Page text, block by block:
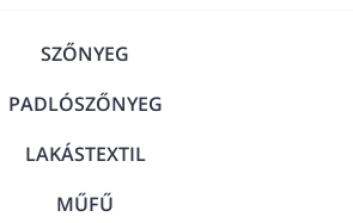
SZŐNYEG
PADLÓSZŐNYEG
LAKÁSTEXTIL
MŰFŰ